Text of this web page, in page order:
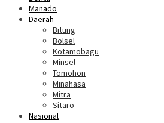
Manado
Daerah
Bitung
Bolsel
Kotamobagu
Minsel
Tomohon
Minahasa
Mitra
Sitaro
Nasional